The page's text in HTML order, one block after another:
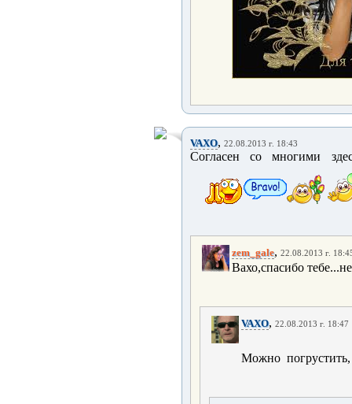
VAXO, 22.08.2013 г. 18:43
Согласен со многими
zem_gale, 22.08.2013 г.
Вахо,спасибо
VAXO, 22.08.2013 г. 18:47
Можно